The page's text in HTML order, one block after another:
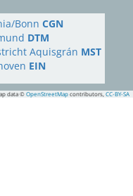
data ©OpenStreetMap contributors, CC-BY-SA
Bonn CGN
DTM
Aquisgrán MST
EIN